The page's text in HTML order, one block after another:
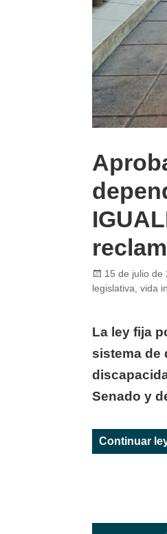
Posted
on
15 de julio de
legislativa,vida
La ley fija
sistema de
Senado y
Continuar